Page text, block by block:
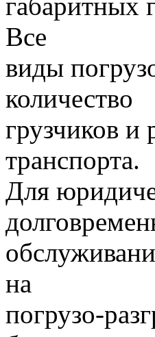
Все
виды
количество
грузчиков и
транспорта.
Для
на
погрузо-